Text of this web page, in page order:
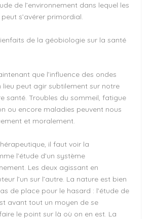
de l’environnement dans lequel les
s’avérer primordial.
de la géobiologie sur la santé
que l’influence des ondes
lieu peut agir subtilement sur notre
santé. Troubles du sommeil, fatigue
ou encore maladies peuvent nous
et moralement.
il faut voir la
l’étude d’un système
Les deux agissant en
l’un sur l’autre. La nature est bien
de place pour le hasard : l’étude de
avant tout un moyen de se
le point sur là où on en est. La